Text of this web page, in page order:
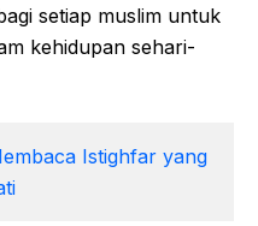
setiap muslim untuk
kehidupan sehari-
Istighfar yang